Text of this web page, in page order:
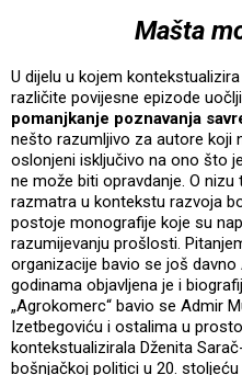
Mašta
U dijelu u kojem
različite povijesne epizode
pomanjkanje poznavanja
nešto razumljivo za autore koji
oslonjeni isključivo na ono što
ne može biti opravdanje. O
razmatra u kontekstu razvoja
postoje monografije koje su
razumijevanju prošlosti.
organizacije bavio se još
godinama objavljena je i
„Agrokomerc“ bavio se Admir
Izetbegoviću i ostalima u
kontekstualizirala Dženita
bošnjačkoj politici u 20.